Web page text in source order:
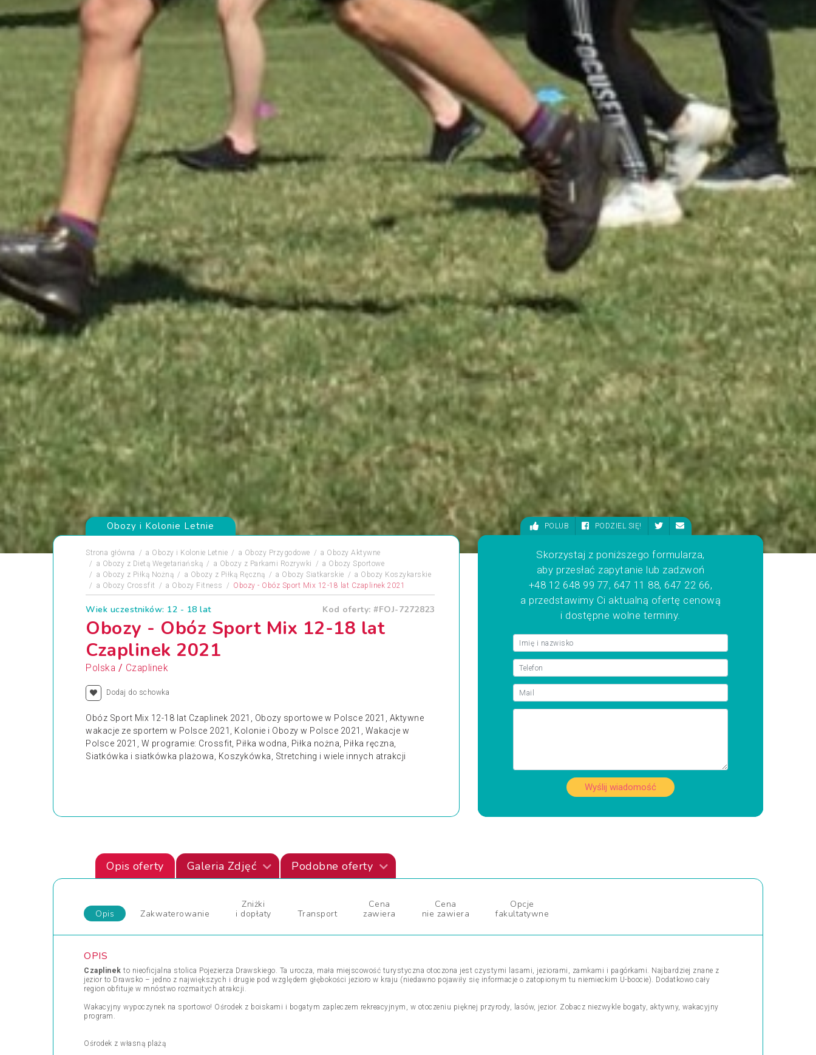
Obozy i Kolonie Letnie
Strona główna a Obozy i Kolonie Letnie a Obozy Przygodowe a Obozy Aktywne
a Obozy z Dietą Wegetariańską a Obozy z Parkami Rozrywki a Obozy Sportowe
a Obozy z Piłką Nożną a Obozy z Piłką Ręczną a Obozy Siatkarskie a Obozy Koszykarskie
a Obozy Crossfit a Obozy Fitness Obozy - Obóz Sport Mix 12-18 lat Czaplinek 2021
Wiek uczestników: 12 - 18 lat Kod oferty: #FOJ-7272823
Obozy - Obóz Sport Mix 12-18 lat
Czaplinek 2021
Polska / Czaplinek
Dodaj do schowka
Obóz Sport Mix 12-18 lat Czaplinek 2021, Obozy sportowe w Polsce 2021, Aktywne
wakacje ze sportem w Polsce 2021, Kolonie i Obozy w Polsce 2021, Wakacje w
Polsce 2021, W programie: Crossfit, Piłka wodna, Piłka nożna, Piłka ręczna,
Siatkówka i siatkówka plażowa, Koszykówka, Stretching i wiele innych atrakcji
POLUB PODZIEL SIĘ!
Skorzystaj z poniższego formularza,
aby przesłać zapytanie lub zadzwoń
+48 12 648 99 77, 647 11 88, 647 22 66,
a przedstawimy Ci aktualną ofertę cenową
i dostępne wolne terminy.
Wyślij wiadomość
Opis oferty Galeria Zdjęć Podobne oferty
Opis Zakwaterowanie
Zniżki
i dopłaty
Transport
Cena
zawiera
Cena
nie zawiera
Opcje
fakultatywne
OPIS
Czaplinek to nieoficjalna stolica Pojezierza Drawskiego. Ta urocza, mała miejscowość turystyczna otoczona jest czystymi lasami, jeziorami, zamkami i pagórkami. Najbardziej znane z
jezior to Drawsko – jedno z największych i drugie pod względem głębokości jezioro w kraju (niedawno pojawiły się informacje o zatopionym tu niemieckim U-boocie). Dodatkowo cały
region obfituje w mnóstwo rozmaitych atrakcji.
Wakacyjny wypoczynek na sportowo! Ośrodek z boiskami i bogatym zapleczem rekreacyjnym, w otoczeniu pięknej przyrody, lasów, jezior. Zobacz niezwykle bogaty, aktywny, wakacyjny
program.
Ośrodek z własną plażą